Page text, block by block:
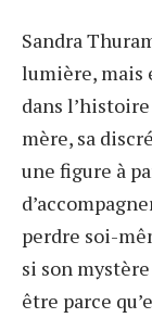
Sandra
lumière, mais
dans
mère, sa
une figure à
perdre soi-
si son
être parce